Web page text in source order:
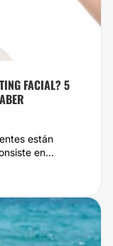
FACIAL? 5
están
en...